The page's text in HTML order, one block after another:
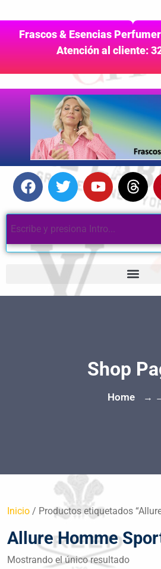
Frascos & Esencias
Atención al cliente:
Shop
Home →
Inicio / Productos etiquetados
Allure Homme
Mostrando el único resultado